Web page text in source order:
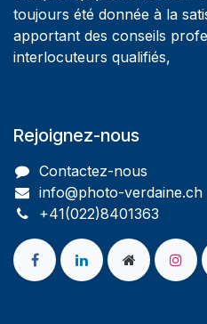
toujours été donnée à la
apportant des conseils
interlocuteurs qualifiés,
Rejoignez-nous
Contactez-nous
info@photo-verdaine.ch​
​​+41(022)8401363